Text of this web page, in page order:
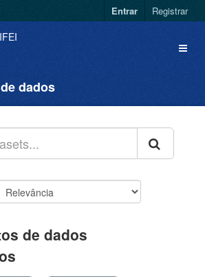
Entrar Registrar
dados
de dados